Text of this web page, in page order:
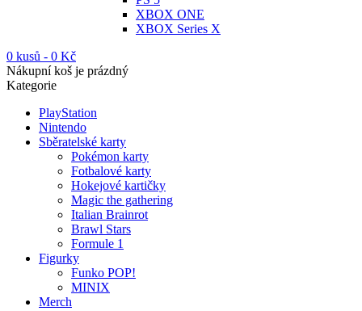
XBOX ONE
XBOX Series X
0 kusů - 0 Kč
Nákupní koš je prázdný
Kategorie
PlayStation
Nintendo
Sběratelské karty
Pokémon karty
Fotbalové karty
Hokejové kartičky
Magic the gathering
Italian Brainrot
Brawl Stars
Formule 1
Figurky
Funko POP!
MINIX
Merch